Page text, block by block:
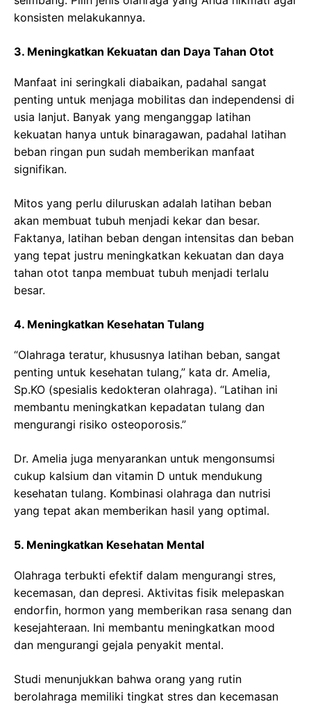
konsisten melakukannya.
3. Meningkatkan Kekuatan dan Daya Tahan Otot
Manfaat ini seringkali diabaikan, padahal sangat
penting untuk menjaga mobilitas dan independensi di
usia lanjut. Banyak yang menganggap latihan
kekuatan hanya untuk binaragawan, padahal latihan
beban ringan pun sudah memberikan manfaat
signifikan.
Mitos yang perlu diluruskan adalah latihan beban
akan membuat tubuh menjadi kekar dan besar.
Faktanya, latihan beban dengan intensitas dan beban
yang tepat justru meningkatkan kekuatan dan daya
tahan otot tanpa membuat tubuh menjadi terlalu
besar.
4. Meningkatkan Kesehatan Tulang
“Olahraga teratur, khususnya latihan beban, sangat
penting untuk kesehatan tulang,” kata dr. Amelia,
Sp.KO (spesialis kedokteran olahraga). “Latihan ini
membantu meningkatkan kepadatan tulang dan
mengurangi risiko osteoporosis.”
Dr. Amelia juga menyarankan untuk mengonsumsi
cukup kalsium dan vitamin D untuk mendukung
kesehatan tulang. Kombinasi olahraga dan nutrisi
yang tepat akan memberikan hasil yang optimal.
5. Meningkatkan Kesehatan Mental
Olahraga terbukti efektif dalam mengurangi stres,
kecemasan, dan depresi. Aktivitas fisik melepaskan
endorfin, hormon yang memberikan rasa senang dan
kesejahteraan. Ini membantu meningkatkan mood
dan mengurangi gejala penyakit mental.
Studi menunjukkan bahwa orang yang rutin
berolahraga memiliki tingkat stres dan kecemasan